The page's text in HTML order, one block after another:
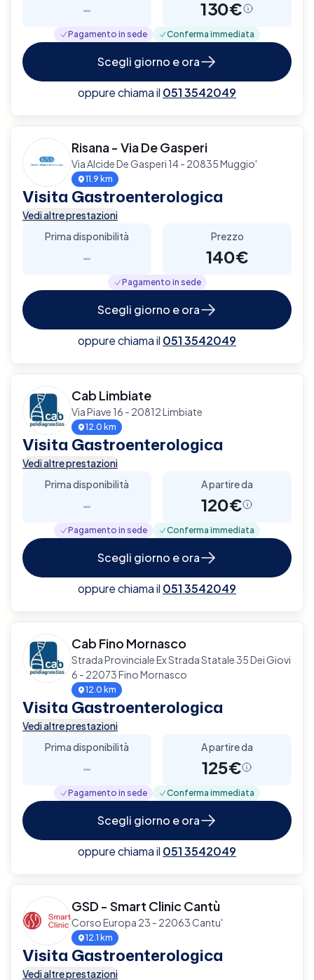
- 130€
Pagamento in sede Conferma immediata
Scegli giorno e ora
oppure chiama il 051 3542049
Risana - Via De Gasperi
Via Alcide De Gasperi 14 - 20835 Muggio'
11.9 km
Visita Gastroenterologica
Vedi altre prestazioni
Prima disponibilità
-
Prezzo
140€
Pagamento in sede
Scegli giorno e ora
oppure chiama il 051 3542049
Cab Limbiate
Via Piave 16 - 20812 Limbiate
12.0 km
Visita Gastroenterologica
Vedi altre prestazioni
Prima disponibilità
-
A partire da
120€
Pagamento in sede Conferma immediata
Scegli giorno e ora
oppure chiama il 051 3542049
Cab Fino Mornasco
Strada Provinciale Ex Strada Statale 35 Dei Giovi
6 - 22073 Fino Mornasco
12.0 km
Visita Gastroenterologica
Vedi altre prestazioni
Prima disponibilità
-
A partire da
125€
Pagamento in sede Conferma immediata
Scegli giorno e ora
oppure chiama il 051 3542049
GSD - Smart Clinic Cantù
Corso Europa 23 - 22063 Cantu'
12.1 km
Visita Gastroenterologica
Vedi altre prestazioni